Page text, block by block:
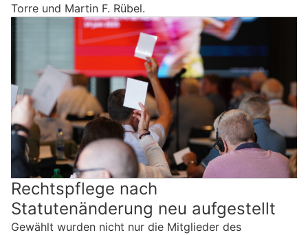
Torre und Martin F. Rübel.
Rechtspflege nach
Statutenänderung neu aufgestellt
Gewählt wurden nicht nur die Mitglieder des